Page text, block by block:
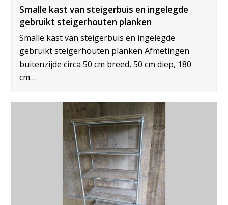
Smalle kast van steigerbuis en ingelegde
gebruikt steigerhouten planken
Smalle kast van steigerbuis en ingelegde
gebruikt steigerhouten planken Afmetingen
buitenzijde circa 50 cm breed, 50 cm diep, 180
cm…